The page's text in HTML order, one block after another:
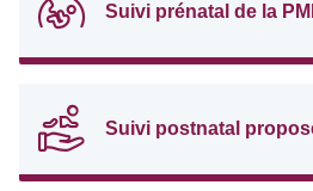
Suivi prénatal de la PMI
Suivi postnatal